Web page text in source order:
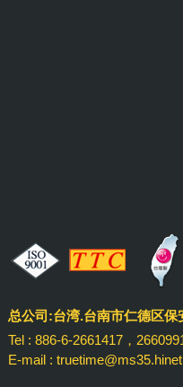
总公司:台湾.台南市仁德区保
Tel : 886-6-2661417，
E-mail :